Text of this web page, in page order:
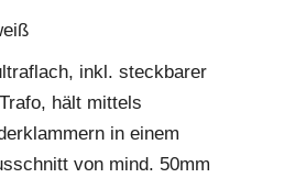
inkl. steckbarer
hält mittels
in einem
von mind. 50mm